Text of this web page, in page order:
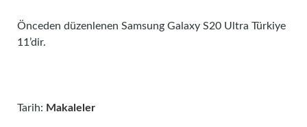
Önceden düzenlenen Samsung Galaxy S20 Ultra Türkiye
11’dir.
Tarih: Makaleler